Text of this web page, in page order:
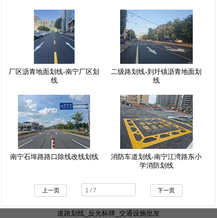
厂区沥青地面划线-南宁厂区划
线
二级路划线-刘圩镇沥青地面划
线
南宁石埠路路口除线改线划线
消防车道划线-南宁江湾路东小
学消防划线
上一页 下一页
道路划线_反光标牌 _交通设施批发